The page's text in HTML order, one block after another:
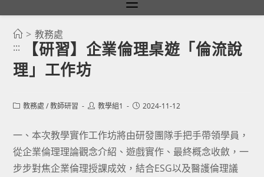
> 教務處
:::
【研習】企業倫理桌遊「倫流說
理」工作坊
Post教務處 / 教師研習
Post教學組1
Post2024-11-12
一、本次教學實作工作坊將由研發團隊手把手帶領學員，
從企業倫理理論觀念介紹、遊戲實作、最終概念收斂，一
步步對焦企業倫理授課成效，結合ESG以及醫護倫理議